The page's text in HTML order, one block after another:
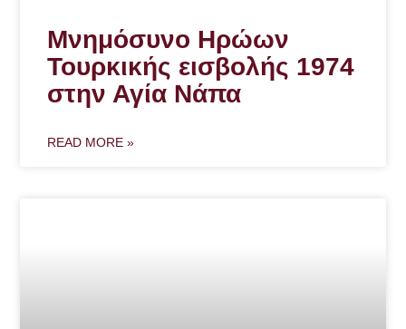
Μνημόσυνο Ηρώων
Τουρκικής εισβολής 1974
στην Αγία Νάπα
READ MORE »